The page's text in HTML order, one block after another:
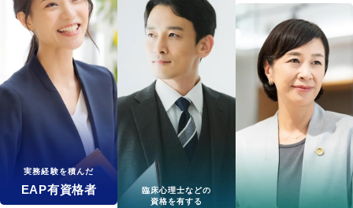
年間でご契約いただくと、
基本費用が10％OFF！
※2026年9月開始（8月20日お申し込み）分までは基本費用が20％O
FFです。10月開始分からは10％OFFとなります。
実務経験を積んだ
EAP有資格者
臨床心理士などの
資格を有する